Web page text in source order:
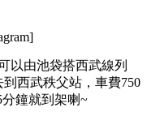
以由池袋搭西武線列
西武秩父站，車費750
鐘就到架喇~